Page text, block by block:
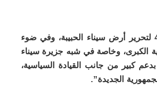
في إطار احتفالات جمهورية مصر العربية بحلول الذكرى الـ43 لتحرير أرض سيناء الحبيبة، وفي ضوء
الكبرى، وخاصة في شبه جزيرة سيناء
كبير من جانب القيادة السياسية،
الجديدة”.